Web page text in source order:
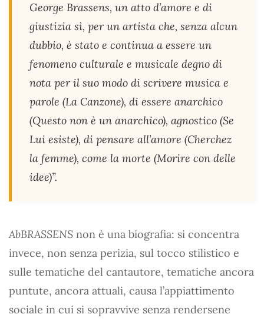
George Brassens, un atto d’amore e di
giustizia sì, per un artista che, senza alcun
dubbio, è stato e continua a essere un
fenomeno culturale e musicale degno di
nota per il suo modo di scrivere musica e
parole (La Canzone), di essere anarchico
(Questo non è un anarchico), agnostico (Se
Lui esiste), di pensare all’amore (Cherchez
la femme), come la morte (Morire con delle
idee)”.
AbBRASSENS non è una biografia: si concentra
invece, non senza perizia, sul tocco stilistico e
sulle tematiche del cantautore, tematiche ancora
puntute, ancora attuali, causa l’appiattimento
sociale in cui si sopravvive senza rendersene